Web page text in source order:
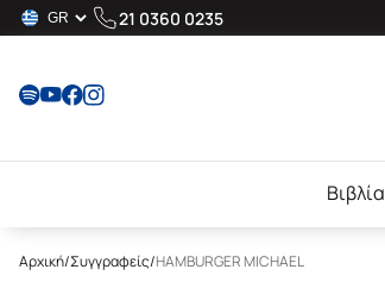
21 0360 0235
Βιβλία
Αρχική/Συγγραφείς/HAMBURGER MICHAEL